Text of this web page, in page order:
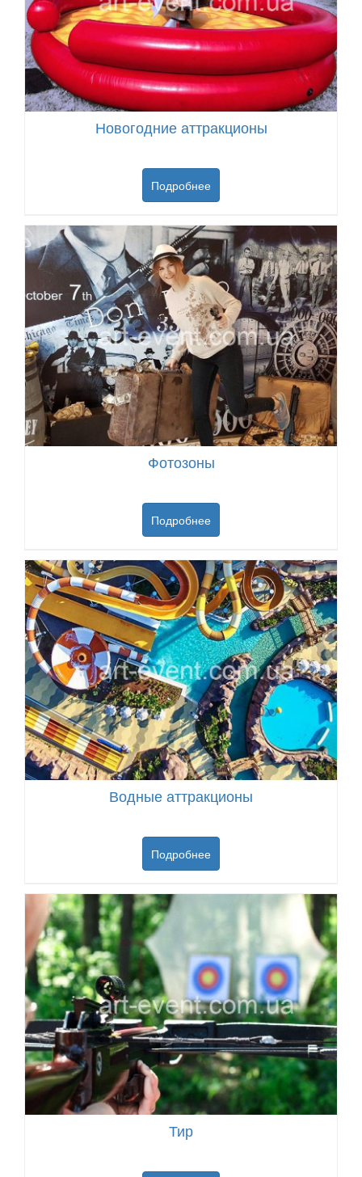
Новогодние аттракционы
Подробнее
Фотозоны
Подробнее
Водные аттракционы
Подробнее
Тир